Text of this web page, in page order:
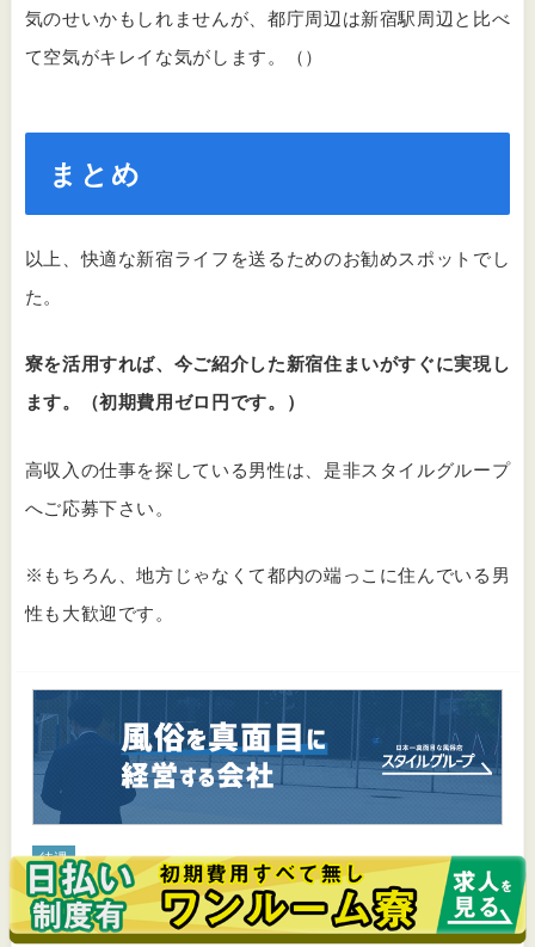
気のせいかもしれませんが、都庁周辺は新宿駅周辺と比べ
て空気がキレイな気がします。（）
まとめ
以上、快適な新宿ライフを送るためのお勧めスポットでし
た。
寮を活用すれば、今ご紹介した新宿住まいがすぐに実現し
ます。（初期費用ゼロ円です。）
高収入の仕事を探している男性は、是非スタイルグループ
へご応募下さい。
※もちろん、地方じゃなくて都内の端っこに住んでいる男
性も大歓迎です。
待遇
新宿 スポット おすすめ